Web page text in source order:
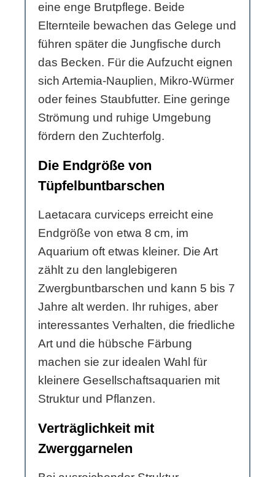
eine enge Brutpflege. Beide
Elternteile bewachen das Gelege und
führen später die Jungfische durch
das Becken. Für die Aufzucht eignen
sich Artemia-Nauplien, Mikro-Würmer
oder feines Staubfutter. Eine geringe
Strömung und ruhige Umgebung
fördern den Zuchterfolg.
Die Endgröße von
Tüpfelbuntbarschen
Laetacara curviceps erreicht eine
Endgröße von etwa 8 cm, im
Aquarium oft etwas kleiner. Die Art
zählt zu den langlebigeren
Zwergbuntbarschen und kann 5 bis 7
Jahre alt werden. Ihr ruhiges, aber
interessantes Verhalten, die friedliche
Art und die hübsche Färbung
machen sie zur idealen Wahl für
kleinere Gesellschaftsaquarien mit
Struktur und Pflanzen.
Verträglichkeit mit
Zwerggarnelen